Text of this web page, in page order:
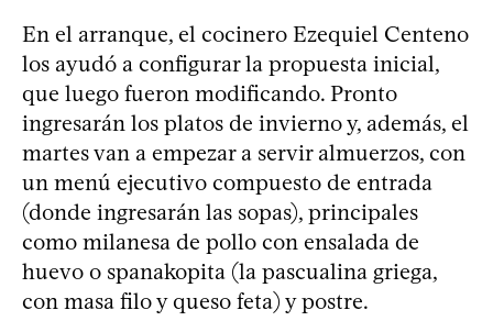
En el arranque, el cocinero Ezequiel Centeno
los ayudó a configurar la propuesta inicial,
que luego fueron modificando. Pronto
ingresarán los platos de invierno y, además, el
martes van a empezar a servir almuerzos, con
un menú ejecutivo compuesto de entrada
(donde ingresarán las sopas), principales
como milanesa de pollo con ensalada de
huevo o spanakopita (la pascualina griega,
con masa filo y queso feta) y postre.